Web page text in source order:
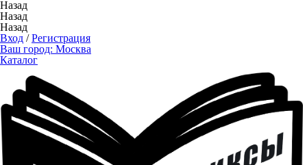
Назад
Назад
Назад
Вход /Регистрация
Ваш город: Москва
Каталог